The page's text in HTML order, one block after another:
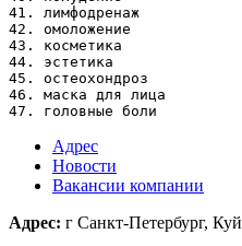
41. лимфодренаж
42. омоложение
43. косметика
44. эстетика
45. остеохондроз
46. маска для лица
Адрес
Новости
Вакансии компании
Адрес: г Санкт-Петербург,